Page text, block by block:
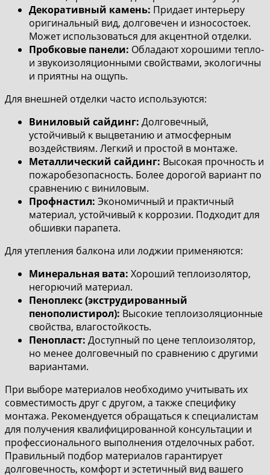
Декоративный камень: Придает интерьеру
оригинальный вид, долговечен и износостоек.
Может использоваться для акцентной отделки.
Пробковые панели: Обладают хорошими тепло-
и звукоизоляционными свойствами, экологичны
и приятны на ощупь.
Для внешней отделки часто используются:
Виниловый сайдинг: Долговечный,
устойчивый к выцветанию и атмосферным
воздействиям. Легкий и простой в монтаже.
Металлический сайдинг: Высокая прочность и
пожаробезопасность. Более дорогой вариант по
сравнению с виниловым.
Профнастил: Экономичный и практичный
материал, устойчивый к коррозии. Подходит для
обшивки парапета.
Для утепления балкона или лоджии применяются:
Минеральная вата: Хороший теплоизолятор,
негорючий материал.
Пеноплекс (экструдированный
пенополистирол): Высокие теплоизоляционные
свойства, влагостойкость.
Пенопласт: Доступный по цене теплоизолятор,
но менее долговечный по сравнению с другими
вариантами.
При выборе материалов необходимо учитывать их
совместимость друг с другом, а также специфику
монтажа. Рекомендуется обращаться к специалистам
для получения квалифицированной консультации и
профессионального выполнения отделочных работ.
Правильный подбор материалов гарантирует
долговечность, комфорт и эстетичный вид вашего